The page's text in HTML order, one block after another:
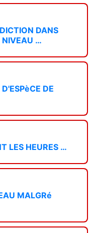
DANS
NIVEAU …
DE
LES HEURES …
MALGRé